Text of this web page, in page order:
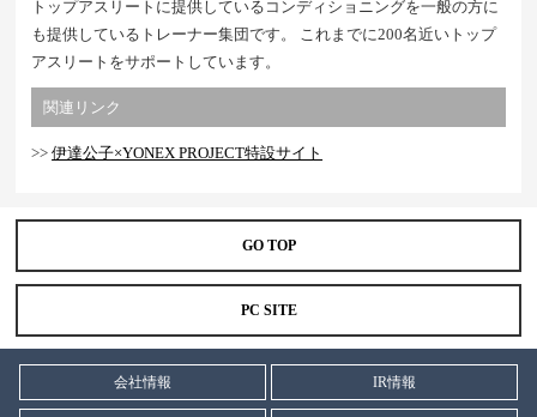
トップアスリートに提供しているコンディショニングを一般の方に
も提供しているトレーナー集団です。 これまでに200名近いトップ
アスリートをサポートしています。
関連リンク
>>伊達公子×YONEX PROJECT特設サイト
GO TOP
PC SITE
会社情報 IR情報